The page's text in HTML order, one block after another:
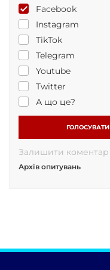
Facebook
Instagram
TikTok
Telegram
Youtube
Twitter
А що це?
ГОЛОСУВАТИ
Залишити коментар
Архів опитувань